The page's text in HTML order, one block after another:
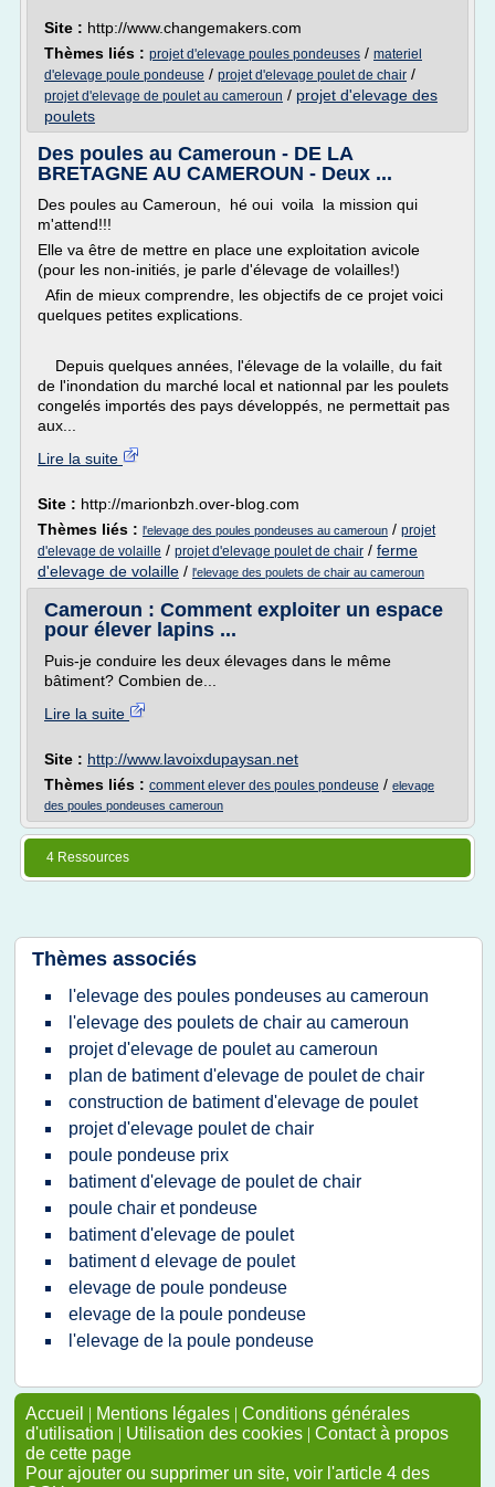
Site : http://www.changemakers.com
Thèmes liés : projet d'elevage poules pondeuses / materiel
d'elevage poule pondeuse / projet d'elevage poulet de chair /
projet d'elevage de poulet au cameroun / projet d'elevage des
poulets
Des poules au Cameroun - DE LA
BRETAGNE AU CAMEROUN - Deux ...
Des poules au Cameroun, hé oui voila la mission qui
m'attend!!!
Elle va être de mettre en place une exploitation avicole
(pour les non-initiés, je parle d'élevage de volailles!)
Afin de mieux comprendre, les objectifs de ce projet voici
quelques petites explications.
Depuis quelques années, l'élevage de la volaille, du fait
de l'inondation du marché local et nationnal par les poulets
congelés importés des pays développés, ne permettait pas
aux...
Lire la suite
Site : http://marionbzh.over-blog.com
Thèmes liés : l'elevage des poules pondeuses au cameroun / projet
d'elevage de volaille / projet d'elevage poulet de chair / ferme
d'elevage de volaille / l'elevage des poulets de chair au cameroun
Cameroun : Comment exploiter un espace
pour élever lapins ...
Puis-je conduire les deux élevages dans le même
bâtiment? Combien de...
Lire la suite
Site : http://www.lavoixdupaysan.net
Thèmes liés : comment elever des poules pondeuse / elevage
des poules pondeuses cameroun
4 Ressources
Thèmes associés
l'elevage des poules pondeuses au cameroun
l'elevage des poulets de chair au cameroun
projet d'elevage de poulet au cameroun
plan de batiment d'elevage de poulet de chair
construction de batiment d'elevage de poulet
projet d'elevage poulet de chair
poule pondeuse prix
batiment d'elevage de poulet de chair
poule chair et pondeuse
batiment d'elevage de poulet
batiment d elevage de poulet
elevage de poule pondeuse
elevage de la poule pondeuse
l'elevage de la poule pondeuse
Accueil | Mentions légales | Conditions générales
d'utilisation | Utilisation des cookies | Contact à propos
de cette page
Pour ajouter ou supprimer un site, voir l'article 4 des